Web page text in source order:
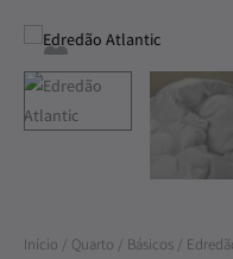
Início / Quarto / Básicos /
Quantidade
de
Edredão
Atlantic